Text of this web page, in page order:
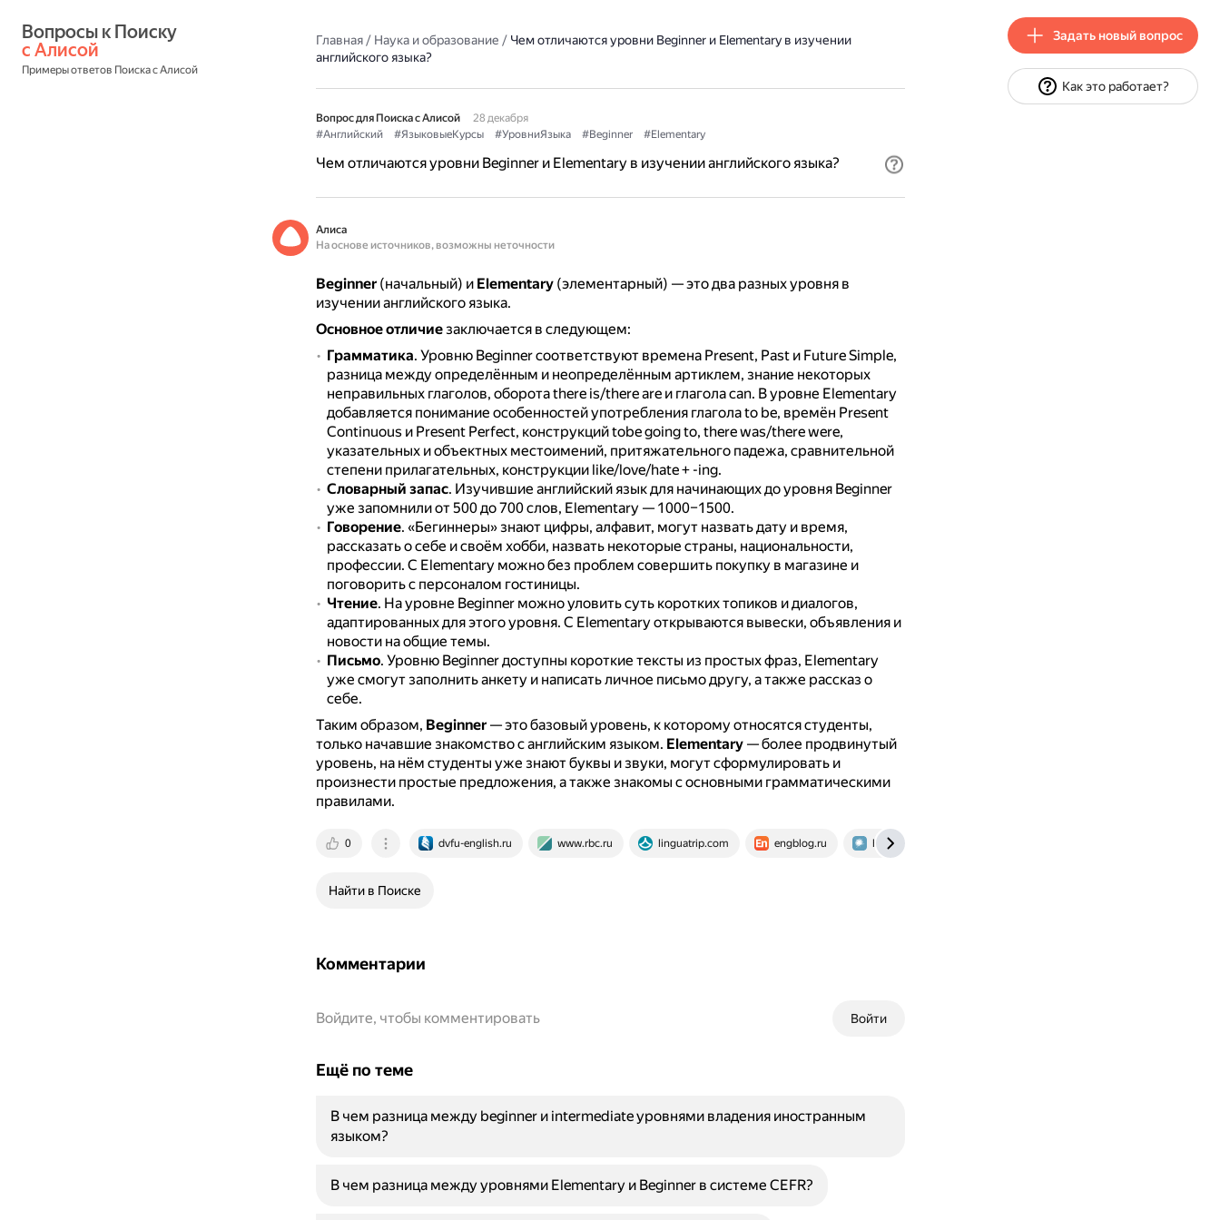
с Алисой
Примеры ответов Поиска с Алисой
Главная/ Наука и образование / Чем отличаются уровни Beginner и Elementary в изучении
английского языка?
Вопрос для Поиска с Алисой
28 декабря
#Английский
#ЯзыковыеКурсы #УровниЯзыка #Beginner #Elementary
Чем отличаются уровни Beginner и Elementary в изучении английского языка?
Алиса
На основе источников, возможны неточности
Beginner(начальный) и Elementary(элементарный) — это два разных уровня в
изучении английского языка.
Основное отличиезаключается в следующем:
Грамматика. Уровню Beginner соответствуют времена Present, Past и Future Simple,
разница между определённым и неопределённым артиклем, знание некоторых
неправильных глаголов, оборота there is/there are и глагола can. В уровне Elementary
добавляется понимание особенностей употребления глагола to be, времён Present
Continuous и Present Perfect, конструкций tobe going to, there was/there were,
указательных и объектных местоимений, притяжательного падежа, сравнительной
степени прилагательных, конструкции like/love/hate + -ing.
Словарный запас. Изучившие английский язык для начинающих до уровня Beginner
уже запомнили от 500 до 700 слов, Elementary — 1000–1500.
Говорение. «Бегиннеры» знают цифры, алфавит, могут назвать дату и время,
рассказать о себе и своём хобби, назвать некоторые страны, национальности,
профессии. С Elementary можно без проблем совершить покупку в магазине и
поговорить с персоналом гостиницы.
Чтение. На уровне Beginner можно уловить суть коротких топиков и диалогов,
адаптированных для этого уровня. С Elementary открываются вывески, объявления и
новости на общие темы.
Письмо. Уровню Beginner доступны короткие тексты из простых фраз, Elementary
уже смогут заполнить анкету и написать личное письмо другу, а также рассказ о
себе.
Таким образом, Beginner— это базовый уровень, к которому относятся студенты,
только начавшие знакомство с английским языком. Elementary— более продвинутый
уровень, на нём студенты уже знают буквы и звуки, могут сформулировать и
произнести простые предложения, а также знакомы с основными грамматическими
правилами.
0 dvfu-english.ru www.rbc.ru linguatrip.com engblog.ru habr.com
Найти в Поиске
Комментарии
Войти
Войдите, чтобы комментировать
Ещё по теме
В чем разница между beginner и intermediate уровнями владения иностранным
языком?
В чем разница между уровнями Elementary и Beginner в системе CEFR?
Задать новый вопрос
Как это работает?